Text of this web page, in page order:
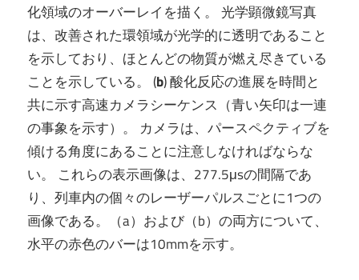
化領域のオーバーレイを描く。 光学顕微鏡写真
は、改善された環領域が光学的に透明であること
を示しており、ほとんどの物質が燃え尽きている
ことを示している。 (b) 酸化反応の進展を時間と
共に示す高速カメラシーケンス（青い矢印は一連
の事象を示す）。 カメラは、パースペクティブを
傾ける角度にあることに注意しなければならな
い。 これらの表示画像は、277.5μsの間隔であ
り、列車内の個々のレーザーパルスごとに1つの
画像である。（a）および（b）の両方について、
水平の赤色のバーは10mmを示す。